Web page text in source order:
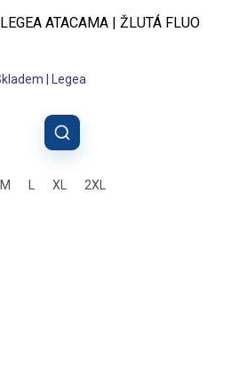
ATACAMA | ŽLUTÁ FLUO
| Legea
M XL 2XL